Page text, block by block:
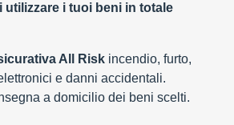
utilizzare i tuoi beni in totale
All Risk incendio, furto,
e danni accidentali.
a domicilio dei beni scelti.